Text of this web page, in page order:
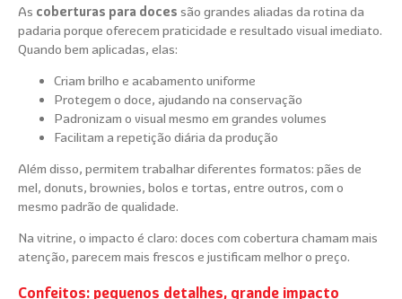
As coberturas para doces são grandes aliadas da rotina da
padaria porque oferecem praticidade e resultado visual imediato.
Quando bem aplicadas, elas:
Criam brilho e acabamento uniforme
Protegem o doce, ajudando na conservação
Padronizam o visual mesmo em grandes volumes
Facilitam a repetição diária da produção
Além disso, permitem trabalhar diferentes formatos: pães de
mel, donuts, brownies, bolos e tortas, entre outros, com o
mesmo padrão de qualidade.
Na vitrine, o impacto é claro: doces com cobertura chamam mais
atenção, parecem mais frescos e justificam melhor o preço.
Confeitos: pequenos detalhes, grande impacto